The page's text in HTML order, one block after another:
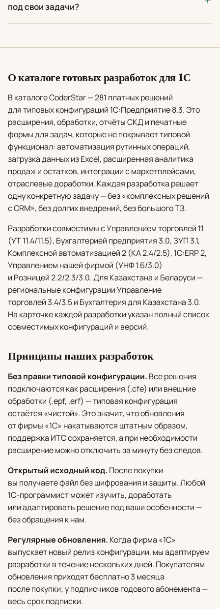
под свои задачи?
О каталоге готовых разработок для 1С
В каталоге CoderStar — 281 платных решений
для типовых конфигураций 1С:Предприятие 8.3. Это
расширения, обработки, отчёты СКД и печатные
формы для задач, которые не покрывает типовой
функционал: автоматизация рутинных операций,
загрузка данных из Excel, расширенная аналитика
продаж и остатков, интеграции с маркетплейсами,
отраслевые доработки. Каждая разработка решает
одну конкретную задачу — без «комплексных решений
с CRM», без долгих внедрений, без большого ТЗ.
Разработки совместимы с Управлением торговлей 11
(УТ 11.4/11.5), Бухгалтерией предприятия 3.0, ЗУП 3.1,
Комплексной автоматизацией 2 (КА 2.4/2.5), 1С:ERP 2,
Управлением нашей фирмой (УНФ 1.6/3.0)
и Розницей 2.2/2.3/3.0. Для Казахстана и Беларуси —
региональные конфигурации Управление
торговлей 3.4/3.5 и Бухгалтерия для Казахстана 3.0.
На карточке каждой разработки указан полный список
совместимых конфигураций и версий.
Принципы наших разработок
Без правки типовой конфигурации. Все решения
подключаются как расширения (.cfe) или внешние
обработки (.epf, .erf) — типовая конфигурация
остаётся «чистой». Это значит, что обновления
от фирмы «1С» накатываются штатным образом,
поддержка ИТС сохраняется, а при необходимости
расширение можно отключить за минуту без следов.
Открытый исходный код. После покупки
вы получаете файл без шифрования и защиты. Любой
1С-программист может изучить, доработать
или адаптировать решение под ваши особенности —
без обращения к нам.
Регулярные обновления. Когда фирма «1С»
выпускает новый релиз конфигурации, мы адаптируем
разработки в течение нескольких дней. Покупателям
обновления приходят бесплатно 3 месяца
после покупки; у подписчиков годового абонемента —
весь срок подписки.